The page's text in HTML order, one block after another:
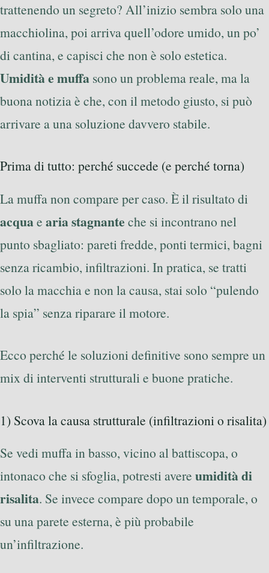
trattenendo un segreto? All’inizio sembra solo una
macchiolina, poi arriva quell’odore umido, un po’
di cantina, e capisci che non è solo estetica.
Umidità e muffa sono un problema reale, ma la
buona notizia è che, con il metodo giusto, si può
arrivare a una soluzione davvero stabile.
Prima di tutto: perché succede (e perché torna)
La muffa non compare per caso. È il risultato di
acquae aria stagnante che si incontrano nel
punto sbagliato: pareti fredde, ponti termici, bagni
senza ricambio, infiltrazioni. In pratica, se tratti
solo la macchia e non la causa, stai solo “pulendo
la spia” senza riparare il motore.
Ecco perché le soluzioni definitive sono sempre un
mix di interventi strutturali e buone pratiche.
1) Scova la causa strutturale (infiltrazioni o risalita)
Se vedi muffa in basso, vicino al battiscopa, o
intonaco che si sfoglia, potresti avere umidità di
risalita. Se invece compare dopo un temporale, o
su una parete esterna, è più probabile
un’infiltrazione.